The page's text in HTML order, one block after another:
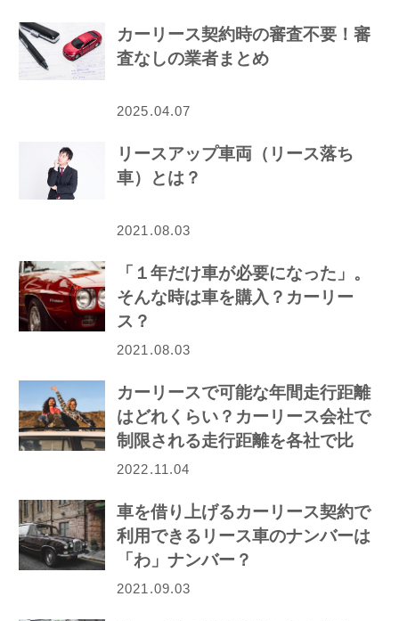
カーリース契約時の審査不要！審
査なしの業者まとめ
2025.04.07
リースアップ車両（リース落ち
車）とは？
2021.08.03
「１年だけ車が必要になった」。
そんな時は車を購入？カーリー
ス？
2021.08.03
カーリースで可能な年間走行距離
はどれくらい？カーリース会社で
制限される走行距離を各社で比
較！
2022.11.04
車を借り上げるカーリース契約で
利用できるリース車のナンバーは
「わ」ナンバー？
2021.09.03